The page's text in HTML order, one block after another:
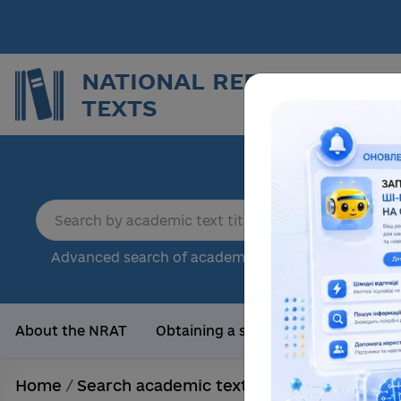
NATIONAL REPOSITORY
TEXTS
Advanced search of academic text
About the NRAT Obtaining a scientific degree
Home / Search academic texts